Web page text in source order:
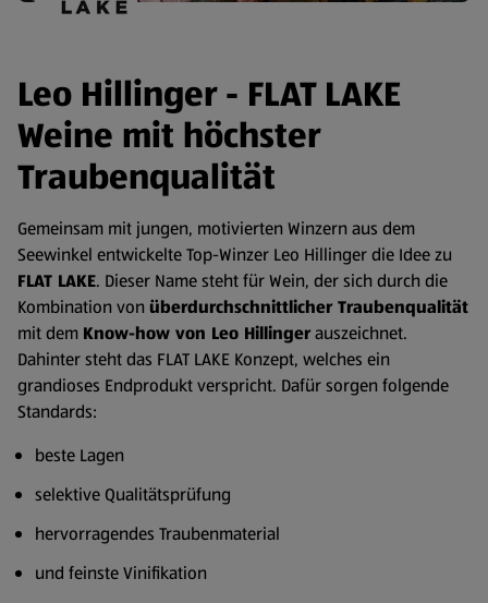
Leo Hillinger - FLAT LAKE
Weine mit höchster
Traubenqualität
Gemeinsam mit jungen, motivierten Winzern aus dem
Seewinkel entwickelte Top-Winzer Leo Hillinger die Idee zu
FLAT LAKE. Dieser Name steht für Wein, der sich durch die
Kombination von überdurchschnittlicher Traubenqualität
mit dem Know-how von Leo Hillingerauszeichnet.
Dahinter steht das FLAT LAKE Konzept, welches ein
grandioses Endprodukt verspricht. Dafür sorgen folgende
Standards:
beste Lagen
selektive Qualitätsprüfung
hervorragendes Traubenmaterial
und feinste Vinifikation